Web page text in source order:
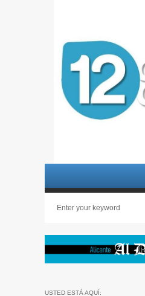
USTED ESTÁ AQUÍ: